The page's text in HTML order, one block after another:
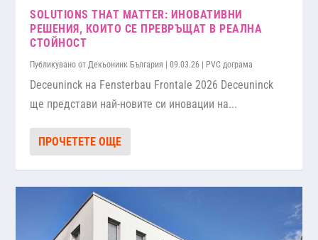
SOLUTIONS THAT MATTER: ИНОВАТИВНИ
РЕШЕНИЯ, КОИТО СЕ ПРЕВРЪЩАТ В РЕАЛНА
СТОЙНОСТ
Публикувано отДекьонинк България |09.03.26 PVC дограма
Deceuninck на Fensterbau Frontale 2026 Deceuninck
ще представи най-новите си иновации на...
ПРОЧЕТЕТЕ ОЩЕ